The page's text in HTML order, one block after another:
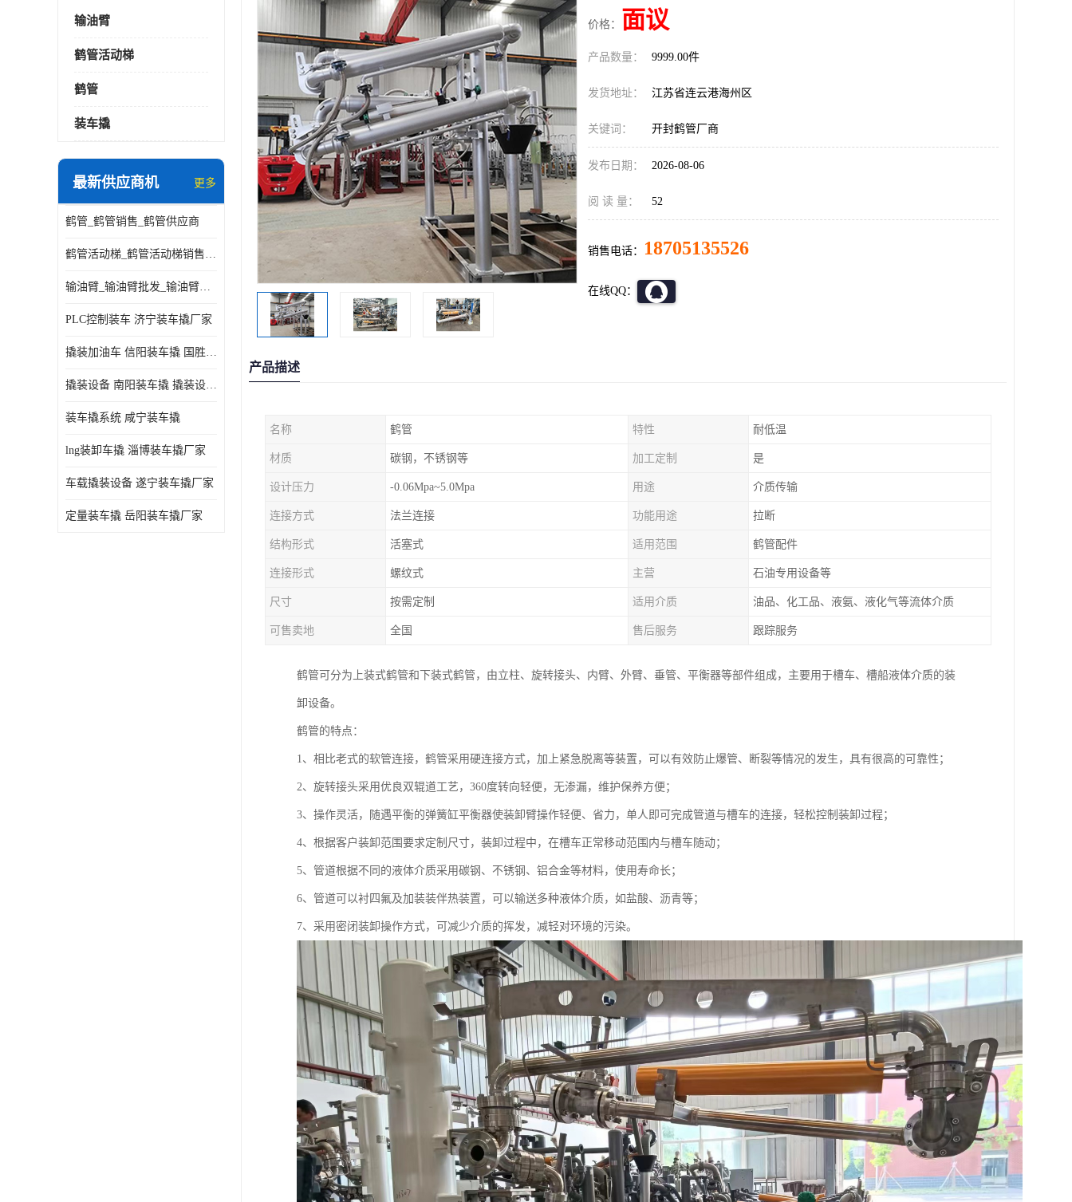
输油臂
鹤管活动梯
鹤管
装车撬
最新供应商机 更多
鹤管_鹤管销售_鹤管供应商
鹤管活动梯_鹤管活动梯销售_鹤管活动梯供应商
输油臂_输油臂批发_输油臂厂家
PLC控制装车 济宁装车撬厂家
撬装加油车 信阳装车撬 国胜装备
撬装设备 南阳装车撬 撬装设备 定量控制
装车撬系统 咸宁装车撬
lng装卸车撬 淄博装车撬厂家
车载撬装设备 遂宁装车撬厂家
定量装车撬 岳阳装车撬厂家
价格： 面议
产品数量： 9999.00件
发货地址： 江苏省连云港海州区
关键词： 开封鹤管厂商
发布日期： 2026-08-06
阅 读 量： 52
销售电话： 18705135526
在线QQ：
产品描述
名称 鹤管 特性 耐低温
材质 碳钢，不锈钢等 加工定制 是
设计压力 -0.06Mpa~5.0Mpa 用途 介质传输
连接方式 法兰连接 功能用途 拉断
结构形式 活塞式 适用范围 鹤管配件
连接形式 螺纹式 主营 石油专用设备等
尺寸 按需定制 适用介质 油品、化工品、液氨、液化气等流体介质
可售卖地 全国 售后服务 跟踪服务
鹤管可分为上装式鹤管和下装式鹤管，由立柱、旋转接头、内臂、外臂、垂管、平衡器等部件组成，主要用于槽车、槽船液体介质的装
卸设备。
鹤管的特点：
1、相比老式的软管连接，鹤管采用硬连接方式，加上紧急脱离等装置，可以有效防止爆管、断裂等情况的发生，具有很高的可靠性；
2、旋转接头采用优良双辊道工艺，360度转向轻便，无渗漏，维护保养方便；
3、操作灵活，随遇平衡的弹簧缸平衡器使装卸臂操作轻便、省力，单人即可完成管道与槽车的连接，轻松控制装卸过程；
4、根据客户装卸范围要求定制尺寸，装卸过程中，在槽车正常移动范围内与槽车随动；
5、管道根据不同的液体介质采用碳钢、不锈钢、铝合金等材料，使用寿命长；
6、管道可以衬四氟及加装装伴热装置，可以输送多种液体介质，如盐酸、沥青等；
7、采用密闭装卸操作方式，可减少介质的挥发，减轻对环境的污染。